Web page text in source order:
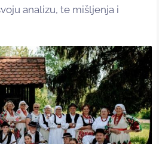
analizu, te mišljenja i